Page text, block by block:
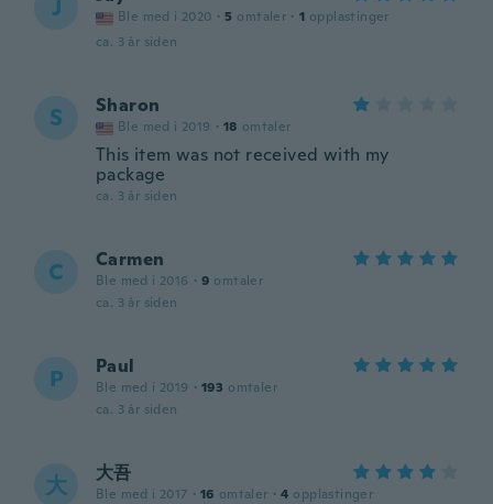
J Ble med i 2020 · 5 omtaler · 1 opplastinger
ca. 3 år siden
S Sharon
Ble med i 2019 · 18 omtaler
This item was not received with my
package
ca. 3 år siden
C Carmen
Ble med i 2016 · 9 omtaler
ca. 3 år siden
P Paul
Ble med i 2019 · 193 omtaler
ca. 3 år siden
大 大吾
Ble med i 2017 · 16 omtaler · 4 opplastinger